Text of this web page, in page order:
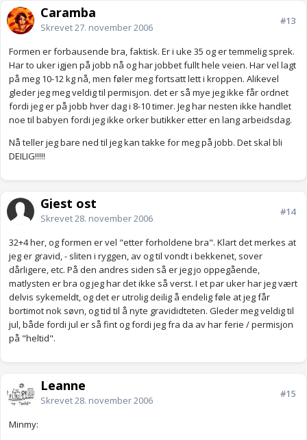
Caramba
Skrevet27. november 2006
#13
Formen er forbausende bra, faktisk. Er i uke 35 og er temmelig sprek.
Har to uker igjen på jobb nå og har jobbet fullt hele veien. Har vel lagt
på meg 10-12 kg nå, men føler meg fortsatt lett i kroppen. Alikevel
gleder jeg meg veldig til permisjon. det er så mye jeg ikke får ordnet
fordi jeg er på jobb hver dag i 8-10 timer. Jeg har nesten ikke handlet
noe til babyen fordi jeg ikke orker butikker etter en lang arbeidsdag.
Nå teller jeg bare ned til jeg kan takke for meg på jobb. Det skal bli
DEILIG!!!!!
Gjest ost
Skrevet28. november 2006
#14
32+4 her, og formen er vel "etter forholdene bra". Klart det merkes at
jeg er gravid, - sliten i ryggen, av og til vondt i bekkenet, sover
dårligere, etc. På den andres siden så er jeg jo oppegående,
matlysten er bra og jeg har det ikke så verst. I et par uker har jeg vært
delvis sykemeldt, og det er utrolig deilig å endelig føle at jeg får
bortimot nok søvn, og tid til å nyte gravididteten. Gleder meg veldig til
jul, både fordi jul er så fint og fordi jeg fra da av har ferie / permisjon
på "heltid".
Leanne
Skrevet28. november 2006
#15
Minmy: